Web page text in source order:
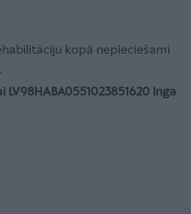
kopā nepieciešami
Inga